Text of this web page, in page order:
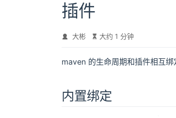
插件
大彬 大约 1 分钟
maven 的生命周期和插件相互绑
内置绑定